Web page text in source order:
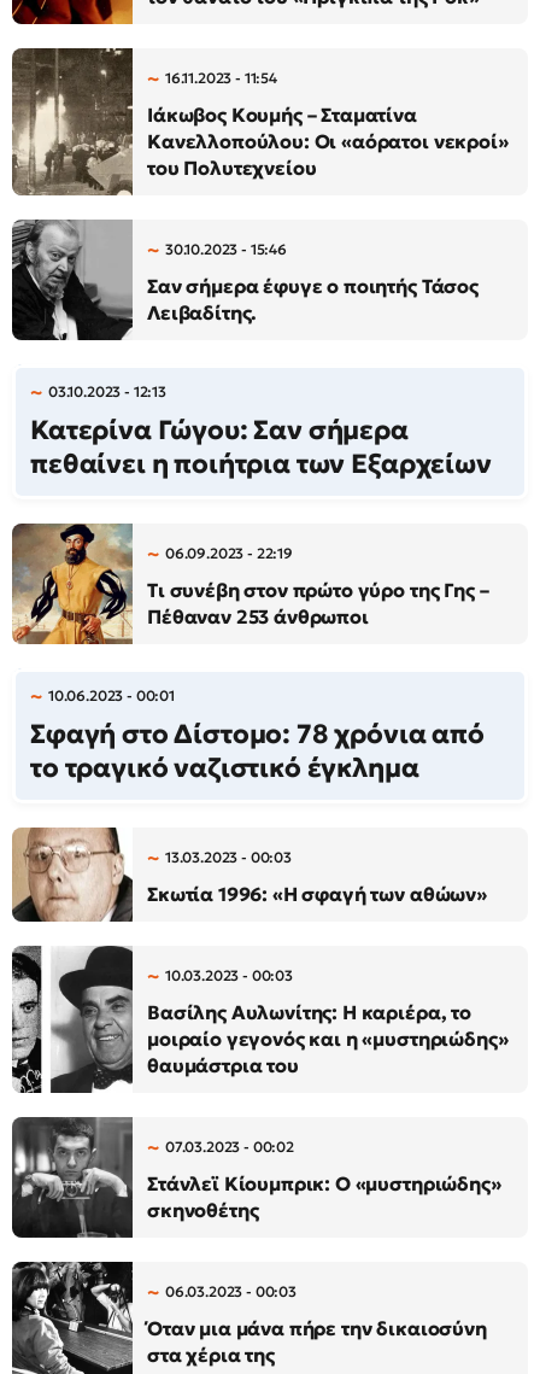
16.11.2023 - 11:54
Ιάκωβος Κουμής – Σταματίνα
Κανελλοπούλου: Οι «αόρατοι νεκροί»
του Πολυτεχνείου
30.10.2023 - 15:46
Σαν σήμερα έφυγε ο ποιητής Τάσος
Λειβαδίτης.
03.10.2023 - 12:13
Κατερίνα Γώγου: Σαν σήμερα
πεθαίνει η ποιήτρια των Εξαρχείων
06.09.2023 - 22:19
Τι συνέβη στον πρώτο γύρο της Γης –
Πέθαναν 253 άνθρωποι
10.06.2023 - 00:01
Σφαγή στο Δίστομο: 78 χρόνια από
το τραγικό ναζιστικό έγκλημα
13.03.2023 - 00:03
Σκωτία 1996: «Η σφαγή των αθώων»
10.03.2023 - 00:03
Βασίλης Αυλωνίτης: Η καριέρα, το
μοιραίο γεγονός και η «μυστηριώδης»
θαυμάστρια του
07.03.2023 - 00:02
Στάνλεϊ Κίουμπρικ: Ο «μυστηριώδης»
σκηνοθέτης
06.03.2023 - 00:03
Όταν μια μάνα πήρε την δικαιοσύνη
στα χέρια της